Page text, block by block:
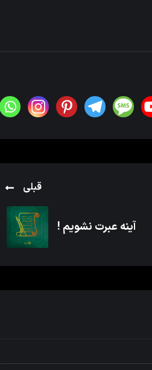
قبلی
آینه عبرت نشویم !